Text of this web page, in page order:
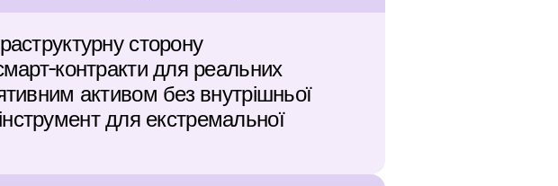
сторону
контракти для реальних
активом без внутрішньої
для екстремальної